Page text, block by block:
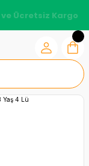
ve Ücretsiz Kargo